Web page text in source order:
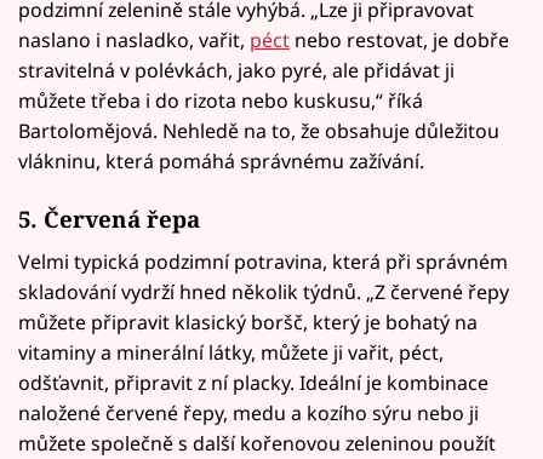
podzimní zelenině stále vyhýbá. „Lze ji připravovat
naslano i nasladko, vařit, péct nebo restovat, je dobře
stravitelná v polévkách, jako pyré, ale přidávat ji
můžete třeba i do rizota nebo kuskusu,“ říká
Bartolomějová. Nehledě na to, že obsahuje důležitou
vlákninu, která pomáhá správnému zažívání.
5. Červená řepa
Velmi typická podzimní potravina, která při správném
skladování vydrží hned několik týdnů. „Z červené řepy
můžete připravit klasický boršč, který je bohatý na
vitaminy a minerální látky, můžete ji vařit, péct,
odšťavnit, připravit z ní placky. Ideální je kombinace
naložené červené řepy, medu a kozího sýru nebo ji
můžete společně s další kořenovou zeleninou použít